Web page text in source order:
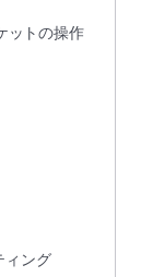
ットの操作
ィング